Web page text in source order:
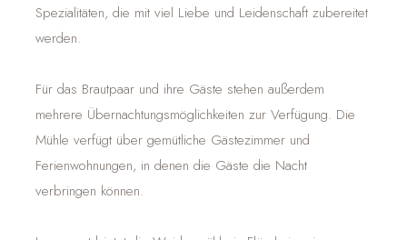
Spezialitäten, die mit viel Liebe und Leidenschaft zubereitet
werden.
Für das Brautpaar und ihre Gäste stehen außerdem
mehrere Übernachtungsmöglichkeiten zur Verfügung. Die
Mühle verfügt über gemütliche Gästezimmer und
Ferienwohnungen, in denen die Gäste die Nacht
verbringen können.